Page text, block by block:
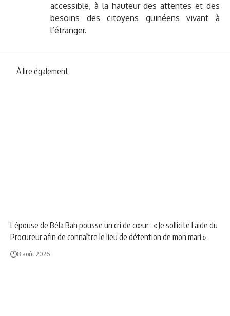
accessible, à la hauteur des attentes et des
besoins des citoyens guinéens vivant à
l’étranger.
À lire également
L’épouse de Béla Bah pousse un cri de cœur : « Je sollicite l’aide du
Procureur afin de connaître le lieu de détention de mon mari »
8 août 2026